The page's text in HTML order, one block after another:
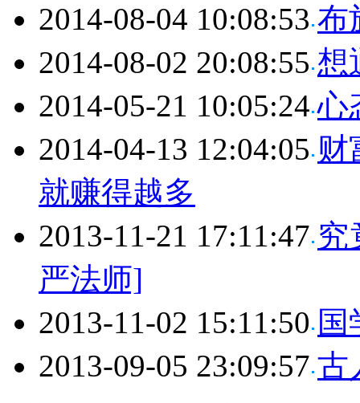
2014-08-04 10:08:53 布
2014-08-02 20:08:55 想
2014-05-21 10:05:24 心
2014-04-13 12:04:05 财
就赚得越多
2013-11-21 17:11:47 究
严法师]
2013-11-02 15:11:50 国
2013-09-05 23:09:57 古